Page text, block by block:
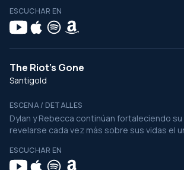
ESCUCHAR EN
The Riot's Gone
Santigold
ESCENA / DETALLES
Dylan y Rebecca continúan fortaleciendo su
revelarse cada vez más sobre sus vidas el
ESCUCHAR EN